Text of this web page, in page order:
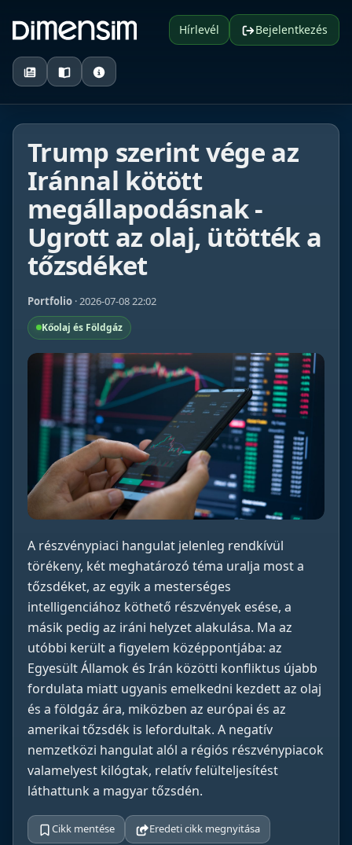
Hírlevél Bejelentkezés
Trump szerint vége az
Iránnal kötött
megállapodásnak -
Ugrott az olaj, ütötték a
tőzsdéket
Portfolio · 2026-07-08 22:02
Kőolaj és Földgáz
A részvénypiaci hangulat jelenleg rendkívül
törékeny, két meghatározó téma uralja most a
tőzsdéket, az egyik a mesterséges
intelligenciához köthető részvények esése, a
másik pedig az iráni helyzet alakulása. Ma az
utóbbi került a figyelem középpontjába: az
Egyesült Államok és Irán közötti konfliktus újabb
fordulata miatt ugyanis emelkedni kezdett az olaj
és a földgáz ára, miközben az európai és az
amerikai tőzsdék is lefordultak. A negatív
nemzetközi hangulat alól a régiós részvénypiacok
valamelyest kilógtak, relatív felülteljesítést
láthattunk a magyar tőzsdén.
Cikk mentése Eredeti cikk megnyitása